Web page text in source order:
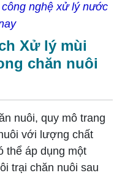
công nghệ xử lý nước
Xử lý mùi
chăn nuôi
nuôi, quy mô trang
với lượng chất
thể áp dụng một
trại chăn nuôi sau